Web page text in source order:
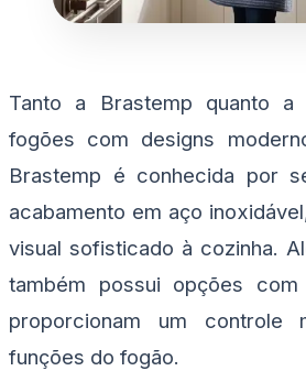
Tanto a Brastemp quanto a
fogões com designs
Brastemp é conhecida por
acabamento em aço
visual sofisticado à cozinha.
também possui opções
proporcionam um controle
funções do fogão.